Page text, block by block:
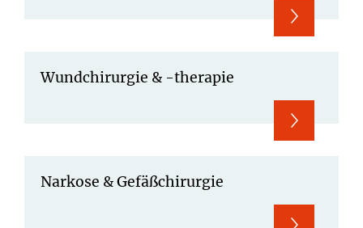
Wundchirurgie & -therapie
Narkose & Gefäßchirurgie